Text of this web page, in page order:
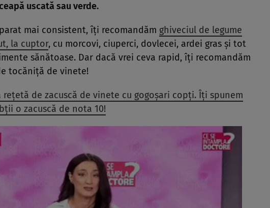
uscată sau verde.
mai consistent, îți recomandăm ghiveciul de legume
la cuptor, cu morcovi, ciuperci, dovlecei, ardei gras și tot
sănătoase. Dar dacă vrei ceva rapid, îți recomandăm
tocăniță de vinete!
rețetă de zacuscă de vinete cu gogoșari copți. Îți spunem
o zacuscă de nota 10!